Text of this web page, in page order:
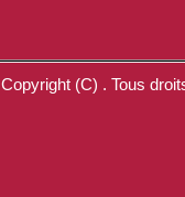
Copyright (C) . Tous